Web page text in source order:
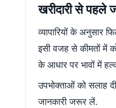
खरीदारी से पहले
व्यापारियों के अनुसार
इसी वजह से कीमतों में
के आधार पर भावों में
उपभोक्ताओं को सलाह
जानकारी जरूर लें.